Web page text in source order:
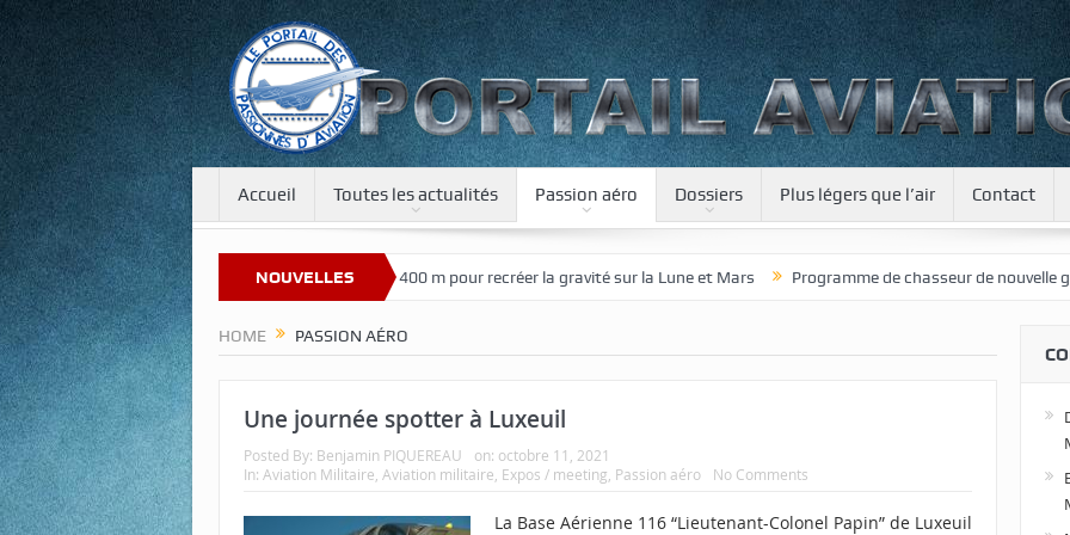
Accueil Toutes les actualités Passion aéro Dossiers Plus légers que l’air Contact
NOUVELLES
sur notre nouveau site Une tour de 400 m pour recréer la gravité sur la Lune et Mars Programme de chasseur de nouvelle génération
HOME PASSION AÉRO
Une journée spotter à Luxeuil
Posted By: Benjamin PIQUEREAU on: octobre 11, 2021
In: Aviation Militaire Aviation militaire Expos / meeting Passion aéro No Comments
La Base Aérienne 116 “Lieutenant-Colonel Papin” de Luxeuil